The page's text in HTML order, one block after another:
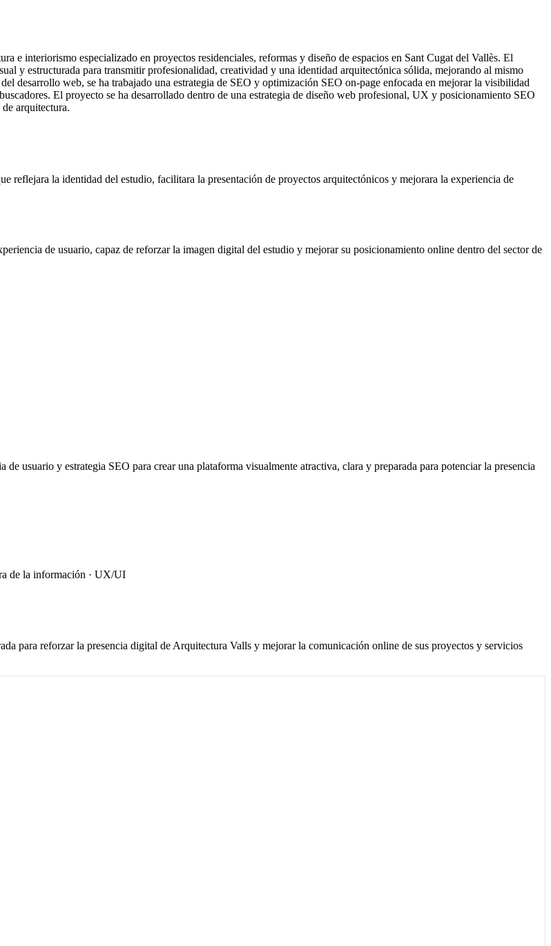
e interiorismo especializado en proyectos residenciales, reformas y diseño de espacios en Sant Cugat del Vallès. El
y estructurada para transmitir profesionalidad, creatividad y una identidad arquitectónica sólida, mejorando al mismo
desarrollo web, se ha trabajado una estrategia de SEO y optimización SEO on-page enfocada en mejorar la visibilidad
El proyecto se ha desarrollado dentro de una estrategia de diseño web profesional, UX y posicionamiento SEO
arquitectura.
reflejara la identidad del estudio, facilitara la presentación de proyectos arquitectónicos y mejorara la experiencia de
de usuario, capaz de reforzar la imagen digital del estudio y mejorar su posicionamiento online dentro del sector de
usuario y estrategia SEO para crear una plataforma visualmente atractiva, clara y preparada para potenciar la presencia
de la información · UX/UI
para reforzar la presencia digital de Arquitectura Valls y mejorar la comunicación online de sus proyectos y servicios